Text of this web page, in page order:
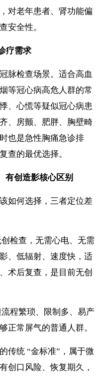
对老年患者、肾功能偏
安全性。
疗需求
检查场景。适合高血
等冠心病高危人群的常
、心慌等疑似冠心病患
、房颤、肥胖、胸壁畸
也是急性胸痛急诊排
查的最优选择。
有创造影核心区别
何选择，三者定位差
检查，无需心电、无需
、低辐射、速度快，适
术后复查，是目前无创
程繁琐、限制多、易产
正常屏气的普通人群。
统 “金标准”，属于微
创口风险、恢复期久，